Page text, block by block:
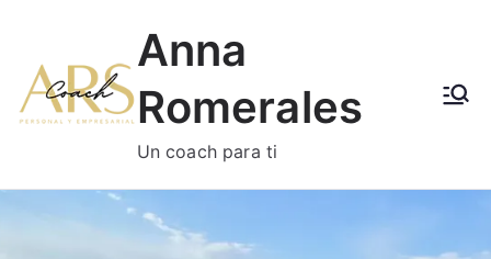
Anna
Romerales
Un coach para ti